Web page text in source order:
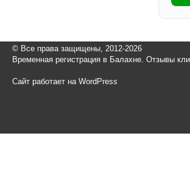
© Все права защищены, 2012-2026
Временная регистрация в Балахне. Отзывы
Сайт работает на WordPress